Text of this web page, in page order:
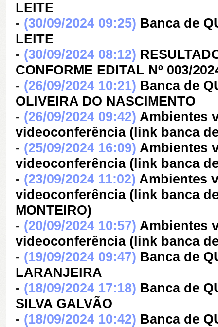
LEITE
- (30/09/2024 09:25) Banca de
LEITE
- (30/09/2024 08:12)
CONFORME EDITAL Nº 003/
- (26/09/2024 10:21) Banca de
OLIVEIRA DO NASCIMENTO
- (26/09/2024 09:42) Ambientes
videoconferência (link banca
- (25/09/2024 16:09) Ambientes
videoconferência (link banca
- (23/09/2024 11:02) Ambientes
videoconferência (link banca
MONTEIRO)
- (20/09/2024 10:57) Ambientes
videoconferência (link banca
- (19/09/2024 09:47) Banca de
LARANJEIRA
- (18/09/2024 17:18) Banca de
SILVA GALVÃO
- (18/09/2024 10:42) Banca de